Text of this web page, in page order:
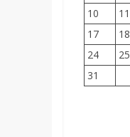
10
11
17
18
24
25
31